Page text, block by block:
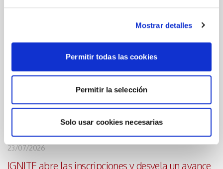
Mostrar detalles
Permitir todas las cookies
Permitir la selección
Solo usar cookies necesarias
Últimes notícies
La OEPM estima la solicitud de Cámara Castellón
y anula el registro de la marca QUALICER
por la institución, en colaboración con ClarkeModet
23/07/2026
IGNITE abre las inscripciones y desvela un avance